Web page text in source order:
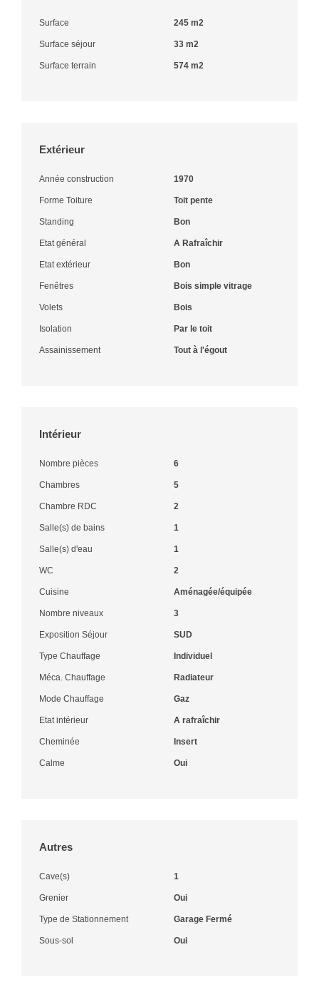
Surface 245 m2
Surface séjour 33 m2
Surface terrain 574 m2
Extérieur
Année construction 1970
Forme Toiture Toit pente
Standing Bon
Etat général A Rafraîchir
Etat extérieur Bon
Fenêtres Bois simple vitrage
Volets Bois
Isolation Par le toit
Assainissement Tout à l'égout
Intérieur
Nombre pièces 6
Chambres 5
Chambre RDC 2
Salle(s) de bains 1
Salle(s) d'eau 1
WC 2
Cuisine Aménagée/équipée
Nombre niveaux 3
Exposition Séjour SUD
Type Chauffage Individuel
Méca. Chauffage Radiateur
Mode Chauffage Gaz
Etat intérieur A rafraîchir
Cheminée Insert
Calme Oui
Autres
Cave(s) 1
Grenier Oui
Type de Stationnement Garage Fermé
Sous-sol Oui